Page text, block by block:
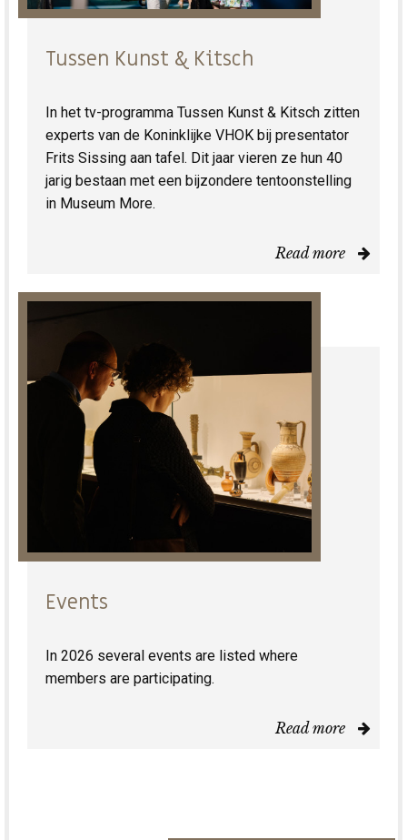
Tussen Kunst & Kitsch
In het tv-programma Tussen Kunst & Kitsch zitten
experts van de Koninklijke VHOK bij presentator
Frits Sissing aan tafel. Dit jaar vieren ze hun 40
jarig bestaan met een bijzondere tentoonstelling
in Museum More.
Read more
Events
In 2026 several events are listed where
members are participating.
Read more